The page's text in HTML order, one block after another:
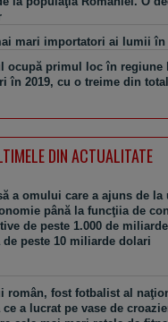
mari importatori ai lumii în
ocupă primul loc în regiune
în 2019, cu o treime din
DIN ACTUALITATE
a omului care a ajuns de
până la funcţiia de
de peste 1.000 de
de peste 10 miliarde dolari
român, fost fotbalist al
a lucrat pe vase de